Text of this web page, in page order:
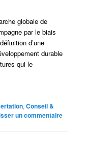
globale de
par le biais
d’une
durable
qui le
,Conseil &
un commentaire